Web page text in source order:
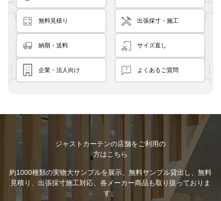
無料見積り 出張採寸・施工
納期・送料 サイズ直し
企業・法人向け よくあるご質問
ジャストカーテンの店舗をご利用の
方はこちら
約1000種類の実物大サンプルを展示、無料サンプル貸出し、無料
見積り、出張採寸施工対応、各メーカー商品も取り扱っておりま
す。